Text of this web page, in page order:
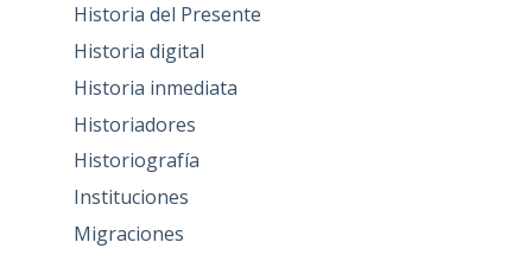
Historia del Presente
Historia digital
Historia inmediata
Historiadores
Historiografía
Instituciones
Migraciones